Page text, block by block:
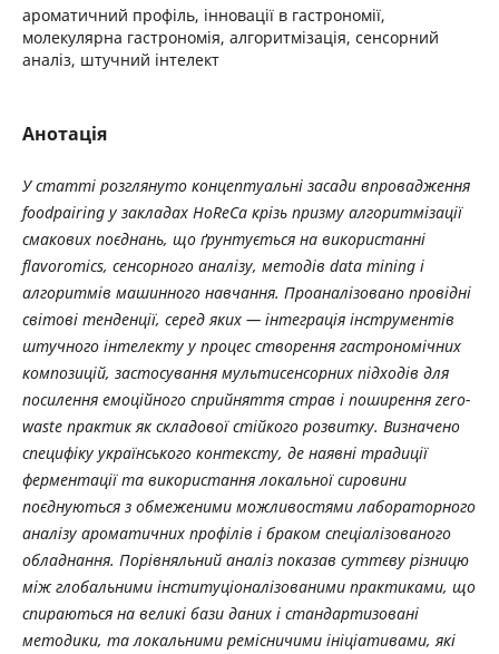
ароматичний профіль, інновації в гастрономії,
молекулярна гастрономія, алгоритмізація, сенсорний
аналіз, штучний інтелект
Анотація
У статті розглянуто концептуальні засади впровадження
foodpairing у закладах HoReCa крізь призму алгоритмізації
смакових поєднань, що ґрунтується на використанні
flavoromics, сенсорного аналізу, методів data mining і
алгоритмів машинного навчання. Проаналізовано провідні
світові тенденції, серед яких — інтеграція інструментів
штучного інтелекту у процес створення гастрономічних
композицій, застосування мультисенсорних підходів для
посилення емоційного сприйняття страв і поширення zero-
waste практик як складової стійкого розвитку. Визначено
специфіку українського контексту, де наявні традиції
ферментації та використання локальної сировини
поєднуються з обмеженими можливостями лабораторного
аналізу ароматичних профілів і браком спеціалізованого
обладнання. Порівняльний аналіз показав суттєву різницю
між глобальними інституціоналізованими практиками, що
спираються на великі бази даних і стандартизовані
методики, та локальними ремісничими ініціативами, які